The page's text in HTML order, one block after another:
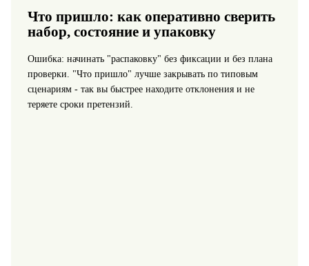
Что пришло: как оперативно сверить
набор, состояние и упаковку
Ошибка: начинать "распаковку" без фиксации и без плана
проверки. "Что пришло" лучше закрывать по типовым
сценариям - так вы быстрее находите отклонения и не
теряете сроки претензий.